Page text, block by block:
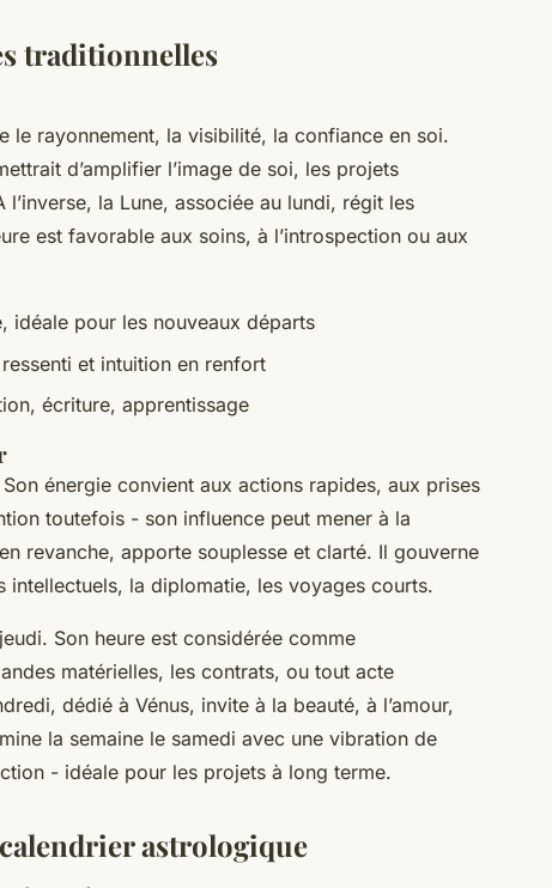
traditionnelles
le rayonnement, la visibilité, la confiance en soi.
d’amplifier l’image de soi, les projets
la Lune, associée au lundi, régit les
est favorable aux soins, à l’introspection ou aux
idéale pour les nouveaux départs
et intuition en renfort
écriture, apprentissage
énergie convient aux actions rapides, aux prises
toutefois - son influence peut mener à la
revanche, apporte souplesse et clarté. Il gouverne
intellectuels, la diplomatie, les voyages courts.
Son heure est considérée comme
matérielles, les contrats, ou tout acte
dédié à Vénus, invite à la beauté, à l’amour,
la semaine le samedi avec une vibration de
- idéale pour les projets à long terme.
astrologique